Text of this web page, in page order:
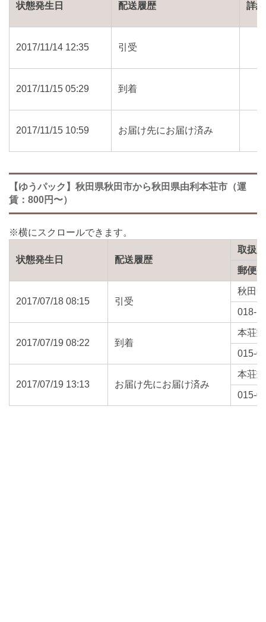
状態発生日 配送履歴 詳細
2017/11/14 12:35 引受
2017/11/15 05:29 到着
2017/11/15 10:59 お届け先にお届け済み
【ゆうパック】秋田県秋田市から秋田県由利本荘市（運
賃：800円〜）
状態発生日 配送履歴
取扱局
郵便
2017/07/18 08:15 引受
秋田
018-
2017/07/19 08:22 到着
本荘
015-
2017/07/19 13:13 お届け先にお届け済み
本荘
015-